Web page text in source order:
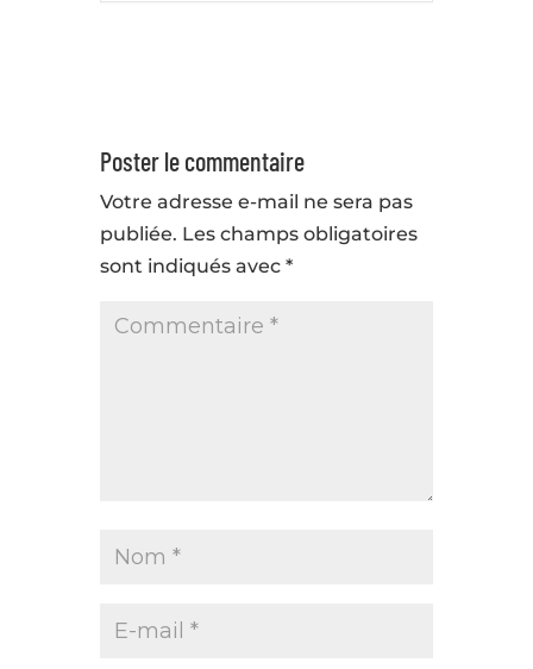
Poster le commentaire
Votre adresse e-mail ne sera pas
publiée. Les champs obligatoires
sont indiqués avec *